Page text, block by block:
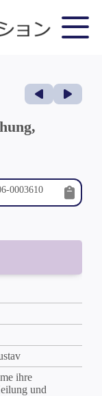
ihre
und